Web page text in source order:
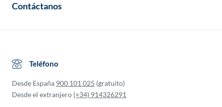
Contáctanos
Teléfono
Desde España 900 101 025 (gratuito)
Desde el extranjero (+34) 914326291